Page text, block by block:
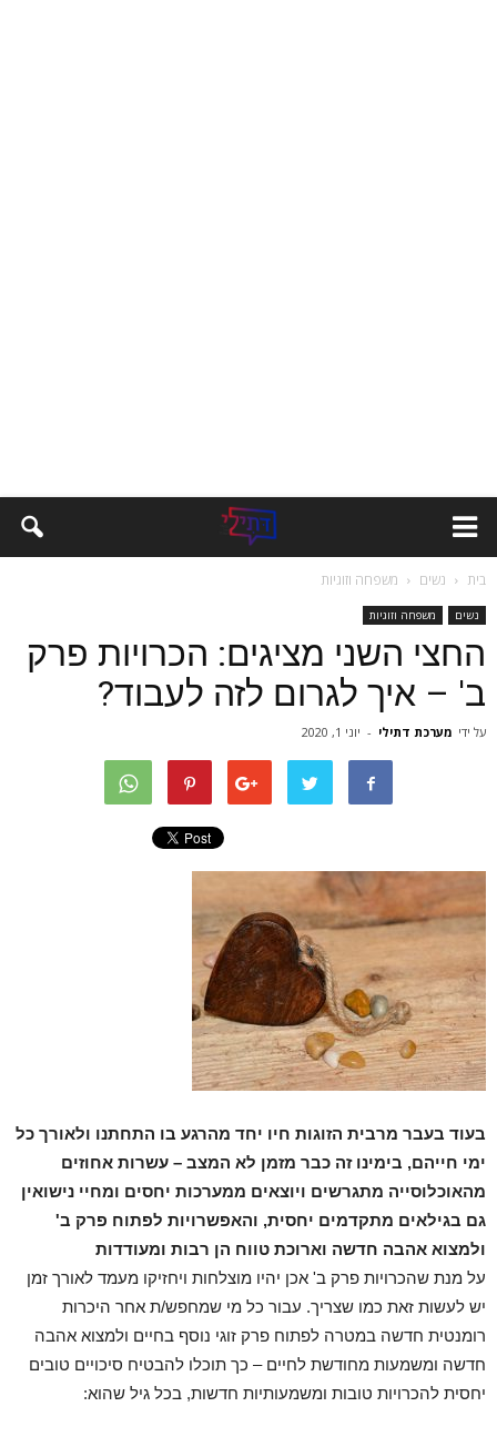
בית נשים משפחה וזוגיות
נשים משפחה וזוגיות
החצי השני מציגים: הכרויות פרק
ב' – איך לגרום לזה לעבוד?
על ידי מערכת דתילי - יוני 1, 2020
בעוד בעבר מרבית הזוגות חיו יחד מהרגע בו התחתנו ולאורך כל
ימי חייהם, בימינו זה כבר מזמן לא המצב – עשרות אחוזים
מהאוכלוסייה מתגרשים ויוצאים ממערכות יחסים ומחיי נישואין
גם בגילאים מתקדמים יחסית, והאפשרויות לפתוח פרק ב'
ולמצוא אהבה חדשה וארוכת טווח הן רבות ומעודדות
על מנת שהכרויות פרק ב' אכן יהיו מוצלחות ויחזיקו מעמד לאורך זמן
יש לעשות זאת כמו שצריך. עבור כל מי שמחפש/ת אחר היכרות
רומנטית חדשה במטרה לפתוח פרק זוגי נוסף בחיים ולמצוא אהבה
חדשה ומשמעות מחודשת לחיים – כך תוכלו להבטיח סיכויים טובים
יחסית להכרויות טובות ומשמעותיות חדשות, בכל גיל שהוא: